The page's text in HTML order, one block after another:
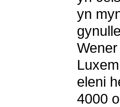
yn
eleni
4000